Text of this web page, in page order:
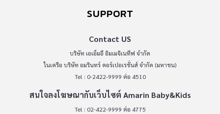
SUPPORT
Contact US
บริษัท เอเอ็มอี อิมเมจิเนทีฟ จำกัด
ในเครือ บริษัท อมรินทร์ คอร์เปอเรชั่นส์ จำกัด (มหาชน)
Tel : 0-2422-9999 ต่อ 4510
สนใจลงโฆษณากับเว็บไซต์ Amarin Baby&Kids
Tel : 02-422-9999 ต่อ 4775